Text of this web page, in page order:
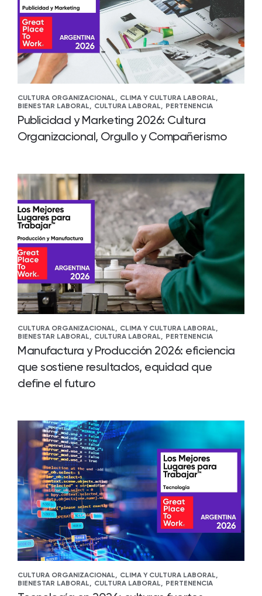
CULTURA ORGANIZACIONAL, CLIMA Y CULTURA LABORAL,
BIENESTAR LABORAL, CULTURA LABORAL, PERTENENCIA
Publicidad y Marketing 2026: Cultura
Organizacional, Orgullo y Compañerismo
CULTURA ORGANIZACIONAL, CLIMA Y CULTURA LABORAL,
BIENESTAR LABORAL, CULTURA LABORAL, PERTENENCIA
Manufactura y Producción 2026: eficiencia
que sostiene resultados, equidad que
define el futuro
CULTURA ORGANIZACIONAL, CLIMA Y CULTURA LABORAL,
BIENESTAR LABORAL, CULTURA LABORAL, PERTENENCIA